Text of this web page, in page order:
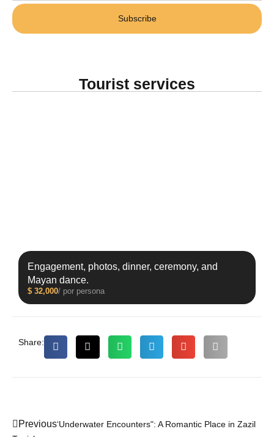
Subscribe
Tourist services
Engagement, photos, dinner, ceremony, and
Mayan dance.
$ 32,000/ por persona
Share:
Previous‘Underwater Encounters": A Romantic Place in Zazil